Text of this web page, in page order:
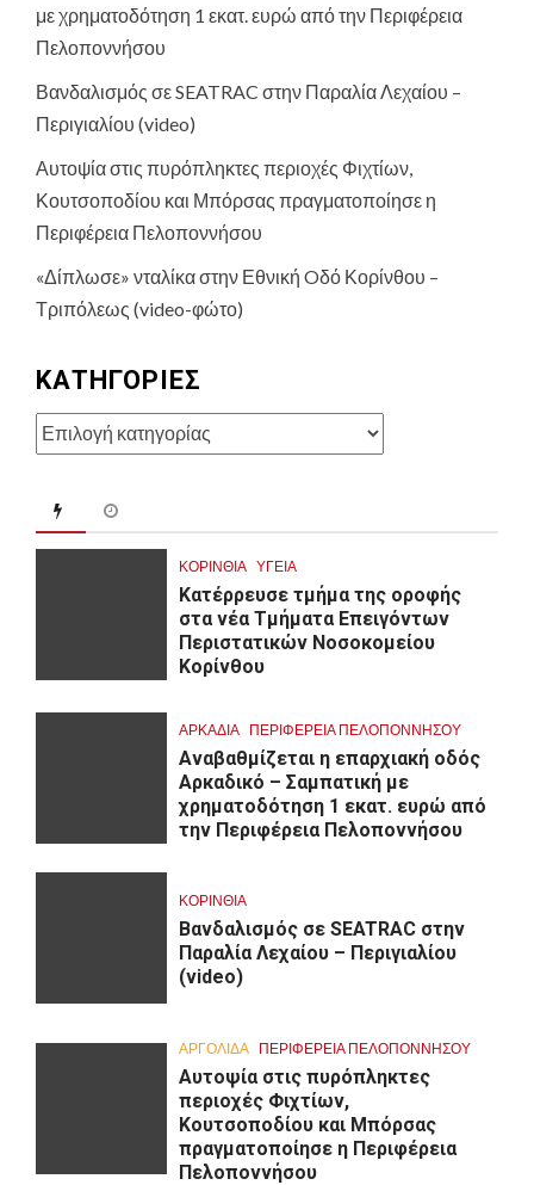
με χρηματοδότηση 1 εκατ. ευρώ από την Περιφέρεια
Πελοποννήσου
Βανδαλισμός σε SEATRAC στην Παραλία Λεχαίου –
Περιγιαλίου (video)
Αυτοψία στις πυρόπληκτες περιοχές Φιχτίων,
Κουτσοποδίου και Μπόρσας πραγματοποίησε η
Περιφέρεια Πελοποννήσου
«Δίπλωσε» νταλίκα στην Εθνική Oδό Κορίνθου –
Τριπόλεως (video-φώτο)
KΑΤΗΓΟΡΊΕΣ
Kατηγορίες
ΚΟΡΙΝΘΊΑ ΥΓΕΙΑ
Kατέρρευσε τμήμα της οροφής
στα νέα Τμήματα Επειγόντων
Περιστατικών Νοσοκομείου
Κορίνθου
ΑΡΚΑΔΊΑ ΠΕΡΙΦΈΡΕΙΑ ΠΕΛΟΠΟΝΝΉΣΟΥ
Αναβαθμίζεται η επαρχιακή οδός
Αρκαδικό – Σαμπατική με
χρηματοδότηση 1 εκατ. ευρώ από
την Περιφέρεια Πελοποννήσου
ΚΟΡΙΝΘΊΑ
Βανδαλισμός σε SEATRAC στην
Παραλία Λεχαίου – Περιγιαλίου
(video)
ΑΡΓΟΛΙΔΑ ΠΕΡΙΦΈΡΕΙΑ ΠΕΛΟΠΟΝΝΉΣΟΥ
Αυτοψία στις πυρόπληκτες
περιοχές Φιχτίων,
Κουτσοποδίου και Μπόρσας
πραγματοποίησε η Περιφέρεια
Πελοποννήσου